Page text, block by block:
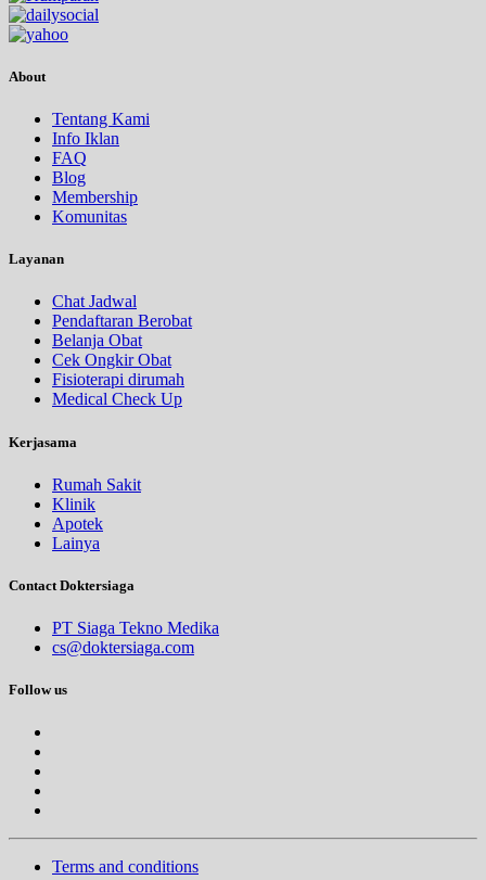
About
Tentang Kami
Info Iklan
FAQ
Blog
Membership
Komunitas
Layanan
Chat Jadwal
Pendaftaran Berobat
Belanja Obat
Cek Ongkir Obat
Fisioterapi dirumah
Medical Check Up
Kerjasama
Rumah Sakit
Klinik
Apotek
Lainya
Contact Doktersiaga
PT Siaga Tekno Medika
cs@doktersiaga.com
Follow us
Terms and conditions